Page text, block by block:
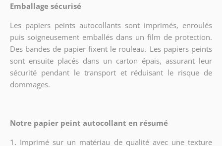
Emballage sécurisé
Les papiers peints autocollants sont imprimés, enroulés
puis soigneusement emballés dans un film de protection.
Des bandes de papier fixent le rouleau. Les papiers peints
sont ensuite placés dans un carton épais, assurant leur
sécurité pendant le transport et réduisant le risque de
dommages.
Notre papier peint autocollant en résumé
1. Imprimé sur un matériau de qualité avec une texture